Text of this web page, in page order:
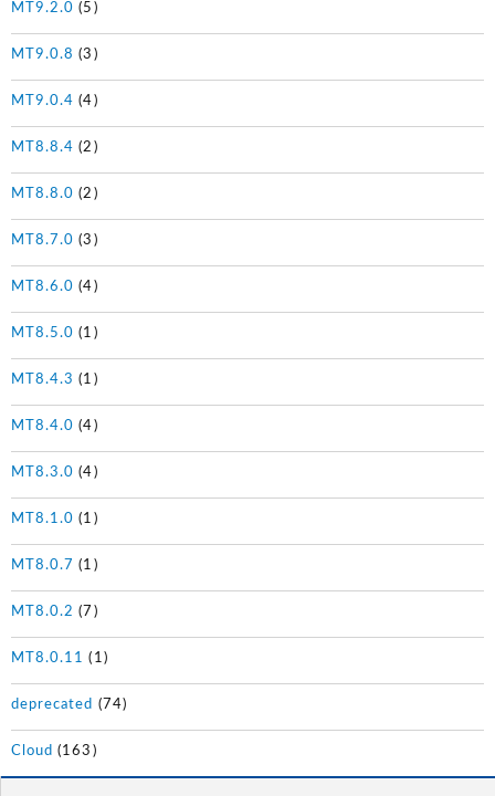
MT9.2.0 (5)
MT9.0.8 (3)
MT9.0.4 (4)
MT8.8.4 (2)
MT8.8.0 (2)
MT8.7.0 (3)
MT8.6.0 (4)
MT8.5.0 (1)
MT8.4.3 (1)
MT8.4.0 (4)
MT8.3.0 (4)
MT8.1.0 (1)
MT8.0.7 (1)
MT8.0.2 (7)
MT8.0.11 (1)
deprecated (74)
Cloud (163)